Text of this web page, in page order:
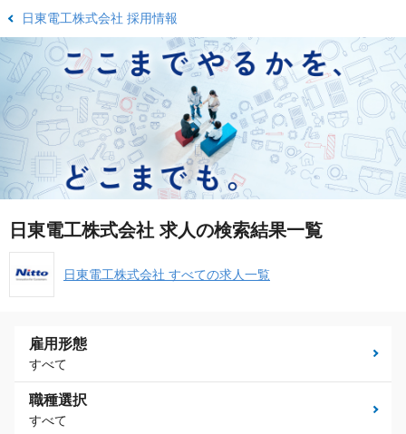
日東電工株式会社 採用情報
日東電工株式会社 求人の検索結果一覧
日東電工株式会社 すべての求人一覧
雇用形態
すべて
職種選択
すべて